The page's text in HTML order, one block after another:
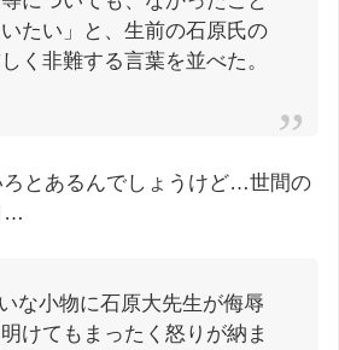
たい」と、生前の石原氏の
く非難する言葉を並べた。
ろとあるんでしょうけど…世間の
…
な小物に石原大先生が侮辱
けてもまったく怒りが納ま